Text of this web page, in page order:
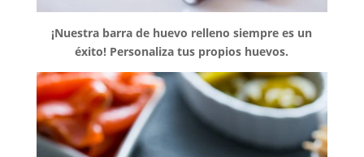
¡Nuestra barra de huevo relleno siempre es un
éxito! Personaliza tus propios huevos.